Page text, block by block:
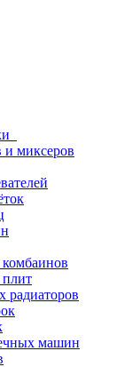
и миксеров
плит
радиаторов
машин